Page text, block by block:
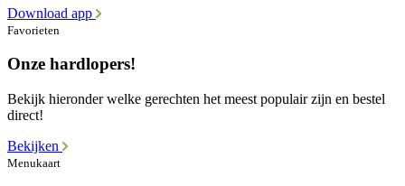
Download app
Favorieten
Onze hardlopers!
Bekijk hieronder welke gerechten het meest populair zijn en bestel
direct!
Bekijken
Menukaart